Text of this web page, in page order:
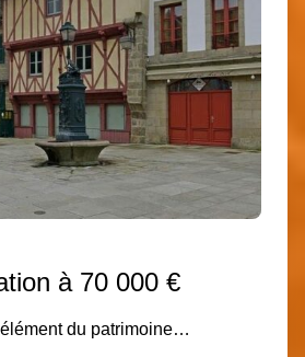
à 70 000 €
du patrimoine…